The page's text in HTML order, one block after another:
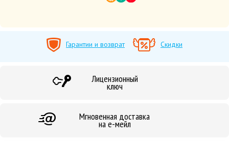
Гарантии и возврат Скидки
Лицензионный
ключ
Мгновенная доставка
на е-мейл